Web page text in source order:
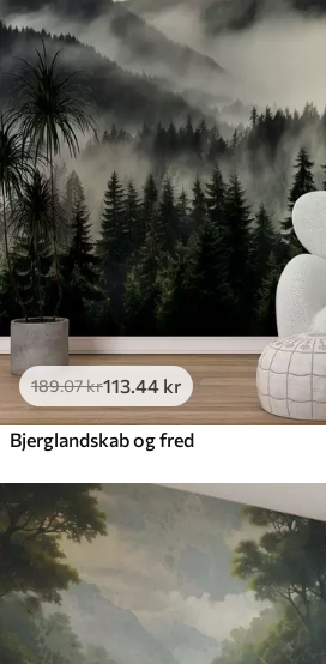
189.07kr113.44 kr
Bjerglandskab og fred